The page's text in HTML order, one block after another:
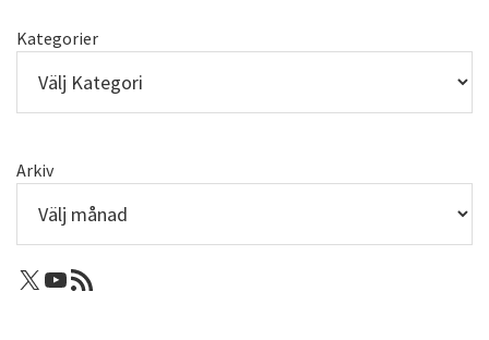
Kategorier
Arkiv
X: Femtejuli
Youtube
RSS-flöde